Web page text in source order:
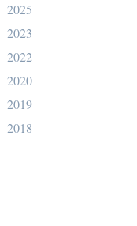
2025
2023
2022
2020
2019
2018